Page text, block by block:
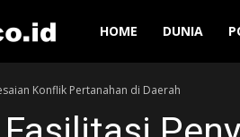
Manuver
HOME DUNIA
Konflik Pertanahan di Daerah